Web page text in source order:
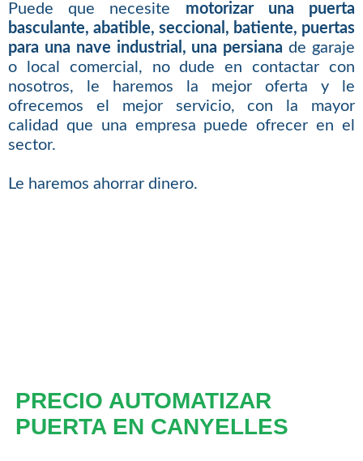
Puede que necesite motorizar una puerta
basculante, abatible, seccional, batiente, puertas
para una nave industrial, una persiana de garaje
o local comercial, no dude en contactar con
nosotros, le haremos la mejor oferta y le
ofrecemos el mejor servicio, con la mayor
calidad que una empresa puede ofrecer en el
sector.
Le haremos ahorrar dinero.
PRECIO AUTOMATIZAR
PUERTA EN CANYELLES